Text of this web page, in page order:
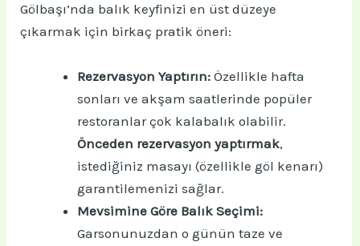
Gölbaşı’nda balık keyfinizi en üst düzeye
çıkarmak için birkaç pratik öneri:
Rezervasyon Yaptırın: Özellikle hafta
sonları ve akşam saatlerinde popüler
restoranlar çok kalabalık olabilir.
Önceden rezervasyon yaptırmak,
istediğiniz masayı (özellikle göl kenarı)
garantilemenizi sağlar.
Mevsimine Göre Balık Seçimi:
Garsonunuzdan o günün taze ve